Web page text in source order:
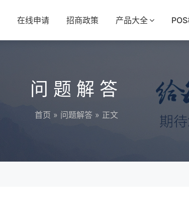
在线申请 招商政策 产品大全
问题解答
首页 » 问题解答 » 正文